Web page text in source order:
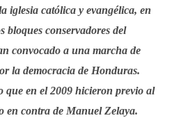
iglesia católica y evangélica, en
bloques conservadores del
convocado a una marcha de
la democracia de Honduras.
que en el 2009 hicieron previo al
en contra de Manuel Zelaya.